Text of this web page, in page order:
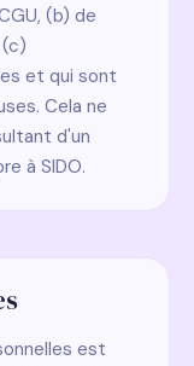
(b) de
et qui sont
Cela ne
d'un
à SIDO.
est